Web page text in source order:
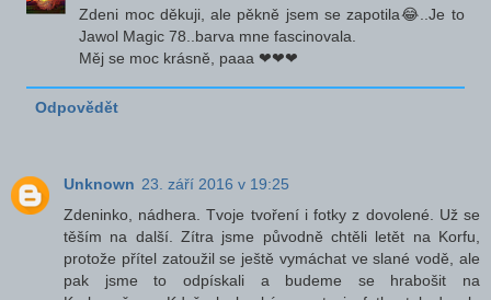
Zdeni moc děkuji, ale pěkně jsem se zapotila😂..Je to
Jawol Magic 78..barva mne fascinovala.
Měj se moc krásně, paaa ❤❤❤
Odpovědět
Unknown 23. září 2016 v 19:25
Zdeninko, nádhera. Tvoje tvoření i fotky z dovolené. Už se
těším na další. Zítra jsme původně chtěli letět na Korfu,
protože přítel zatoužil se ještě vymáchat ve slané vodě, ale
pak jsme to odpískali a budeme se hrabošit na